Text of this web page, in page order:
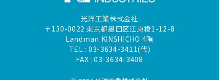
光洋工業株式会社
〒130-0022 東京都墨田区江東橋1-12-8
Landman KINSHICHO 4階
TEL : 03-3634-3411(代)
FAX : 03-3634-3408